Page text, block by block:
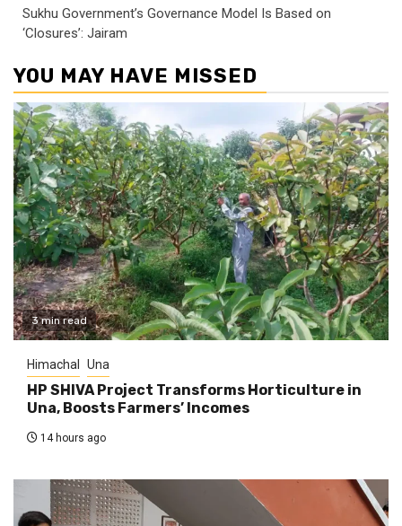
Sukhu Government’s Governance Model Is Based on
‘Closures’: Jairam
YOU MAY HAVE MISSED
3 min read
Himachal Una
HP SHIVA Project Transforms Horticulture in
Una, Boosts Farmers’ Incomes
14 hours ago